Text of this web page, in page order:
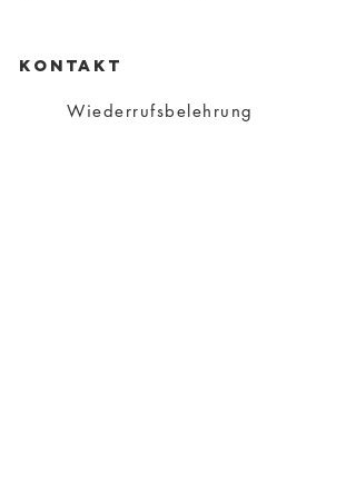
KONTAKT
Wiederrufsbelehrung